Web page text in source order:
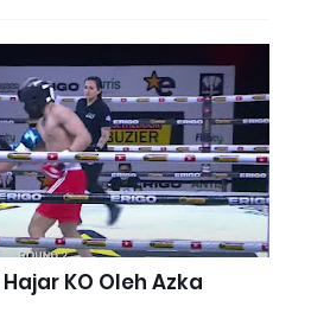
KO Oleh Azka